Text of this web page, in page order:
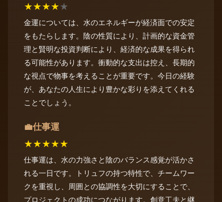
★★★★★
金運については、水のエネルギーが経済面での安定
をもたらします。陰の性質により、計画的な資金管
理と賢明な投資判断により、経済的な成果を得られ
る可能性があります。衝動的な支出は控え、長期的
な視点で物事を考えることが重要です。今日の経験
が、あなたの人生により豊かな彩りを添えてくれる
ことでしょう。
💼仕事運
★★★★★
仕事運は、水の力強さと陰のバランス感覚が活かさ
れる一日です。トリュフの持つ特性で、チームワー
クを重視し、周囲との協調性を大切にすることで、
プロジェクトの成功につながります。創意工夫と継